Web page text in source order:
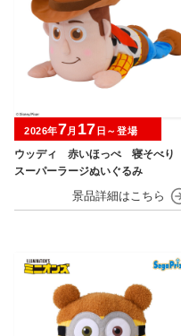
ウッディ 赤いほっぺ 寝そべり
スーパーラージぬいぐるみ
2026年7月 17 日～登場